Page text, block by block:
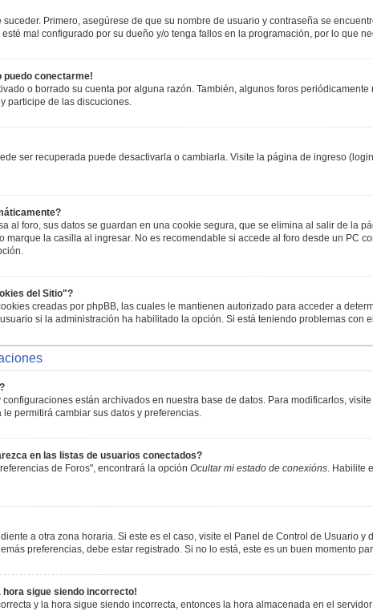
Primero, asegúrese de que su nombre de usuario y contraseña se
mal configurado por su dueño y/o tenga fallos en la programación, por lo que
puedo conectarme!
o borrado su cuenta por alguna razón. También, algunos foros
participe de las discuciones.
ser recuperada puede desactivarla o cambiarla. Visite la página de ingreso
al foro, sus datos se guardan en una cookie segura, que se elimina al salir de la
marque la casilla al ingresar. No es recomendable si accede al foro desde un PC
del Sitio"?
creadas por phpBB, las cuales le mantienen autorizado para acceder a
si la administración ha habilitado la opción. Si está teniendo problemas con
están archivados en nuestra base de datos. Para modificarlos,
permitirá cambiar sus datos y preferencias.
en las listas de usuarios conectados?
de Foros", encontrará la opción Ocultar mi estado de conexións. Habilite
a otra zona horaria. Si este es el caso, visite el Panel de Control de Usuario
preferencias, debe estar registrado. Si no lo está, este es un buen momento
hora sigue siendo incorrecto!
y la hora sigue siendo incorrecta, entonces la hora almacenada en el